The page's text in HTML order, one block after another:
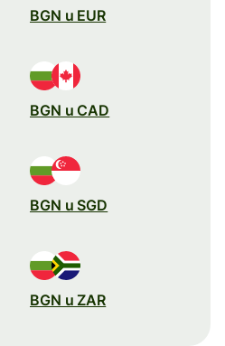
BGN u EUR
BGN u CAD
BGN u SGD
BGN u ZAR